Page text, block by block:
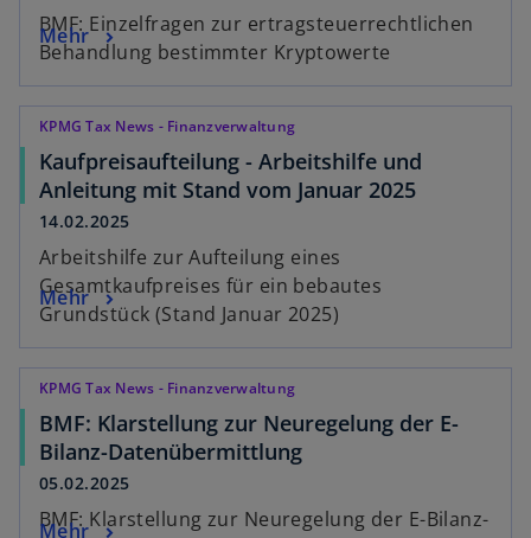
BMF: Einzelfragen zur ertragsteuerrechtlichen
Behandlung bestimmter Kryptowerte
Mehr
KPMG Tax News - Finanzverwaltung
Kaufpreisaufteilung - Arbeitshilfe und
Anleitung mit Stand vom Januar 2025
14.02.2025
Arbeitshilfe zur Aufteilung eines
Gesamtkaufpreises für ein bebautes
Grundstück (Stand Januar 2025)
Mehr
KPMG Tax News - Finanzverwaltung
BMF: Klarstellung zur Neuregelung der E-
Bilanz-Datenübermittlung
05.02.2025
BMF: Klarstellung zur Neuregelung der E-Bilanz-
Mehr